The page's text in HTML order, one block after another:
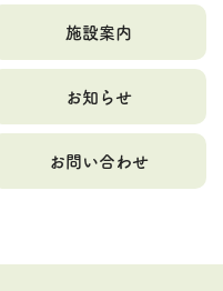
施設案内
お知らせ
お問い合わせ